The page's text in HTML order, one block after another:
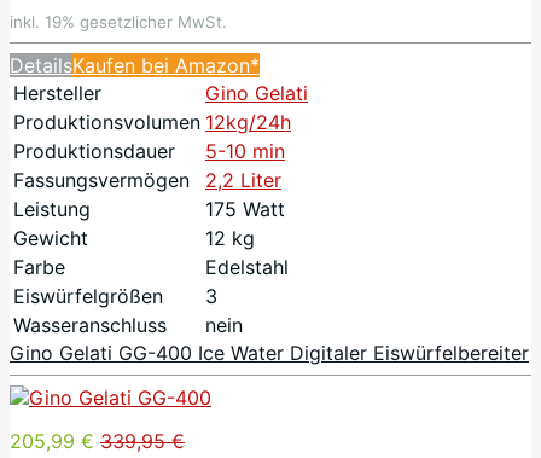
inkl. 19% gesetzlicher MwSt.
DetailsKaufen bei Amazon*
Hersteller
Gino Gelati
Produktionsvolumen 12kg/24h
Produktionsdauer
5-10 min
Fassungsvermögen
2,2 Liter
Leistung
175 Watt
Gewicht
12 kg
Farbe
Edelstahl
Eiswürfelgrößen
3
Wasseranschluss
nein
Gino Gelati GG-400 Ice Water Digitaler Eiswürfelbereiter
205,99 € 339,95 €